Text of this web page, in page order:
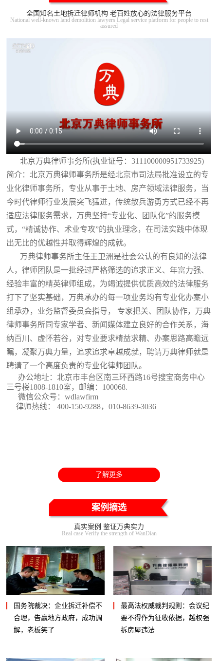
全国知名土地拆迁律师机构 老百姓放心的法律服务平台
National well-known land demolition lawyers Legal service platform for people to rest
assured
北京万典律师事务所(执业证号：311100000951733925)
简介：北京万典律师事务所是经北京市司法局批准设立的专
业化律师事务所，专业从事于土地、房产领域法律服务，当
今时代律师行业发展突飞猛进，传统散兵游勇方式已经不再
适应法律服务需求，万典坚持“专业化、团队化”的服务模
式，“精诚协作、术业专攻”的执业理念，在司法实践中体现
出无比的优越性并取得辉煌的成就。
万典律师事务所主任王卫洲是社会公认的有良知的法律
人，律师团队是一批经过严格筛选的追求正义、年富力强、
经验丰富的精英律师组成，为竭诚提供优质高效的法律服务
打下了坚实基础，万典承办的每一项业务均有专业化办案小
组承办，业务监督委员会指导， 专家把关、团队协作，万典
律师事务所同专家学者、新闻媒体建立良好的合作关系，海
纳百川、虚怀若谷，对专业要求精益求精、办案思路高瞻远
瞩，凝聚万典力量，追求追求卓越成就，聘请万典律师就是
聘请了一个高度负责的专业化律师团队。
办公地址：北京市丰台区南三环西路16号搜宝商务中心
三号楼1808-1810室 ，邮编：100068.
微信公众号：wdlawfirm
律师热线： 400-150-9288，010-8639-3036
了解更多
案例摘选
真实案例 鉴证万典实力
Real case Verify the strength of WanDian
国务院裁决：企业拆迁补偿不
合理，告赢地方政府，成功调
解，老板笑了
最高法权威裁判规则：会议纪
要不得作为征收依据，越权强
拆房屋违法